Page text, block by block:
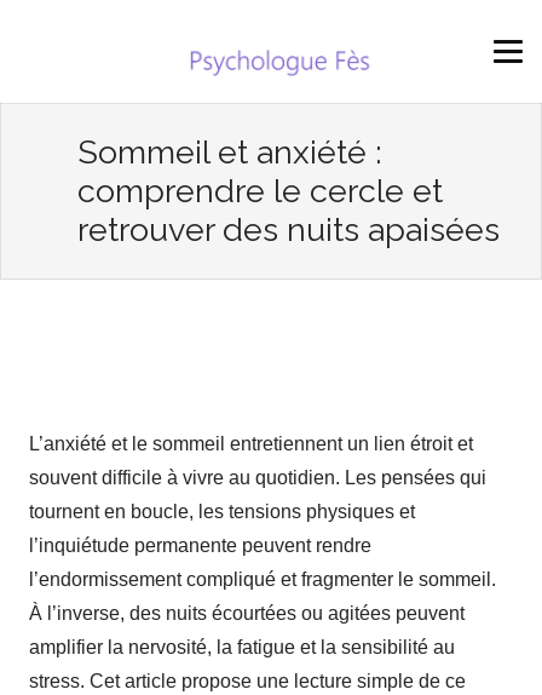
Sommeil et anxiété :
comprendre le cercle et
retrouver des nuits apaisées
L’anxiété et le sommeil entretiennent un lien étroit et
souvent difficile à vivre au quotidien. Les pensées qui
tournent en boucle, les tensions physiques et
l’inquiétude permanente peuvent rendre
l’endormissement compliqué et fragmenter le sommeil.
À l’inverse, des nuits écourtées ou agitées peuvent
amplifier la nervosité, la fatigue et la sensibilité au
stress. Cet article propose une lecture simple de ce